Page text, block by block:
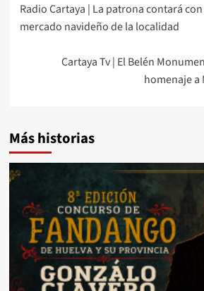
Radio Cartaya | La patrona contará
mercado navideño de la localidad
Cartaya Tv | El Belén
homenaje a
Más historias